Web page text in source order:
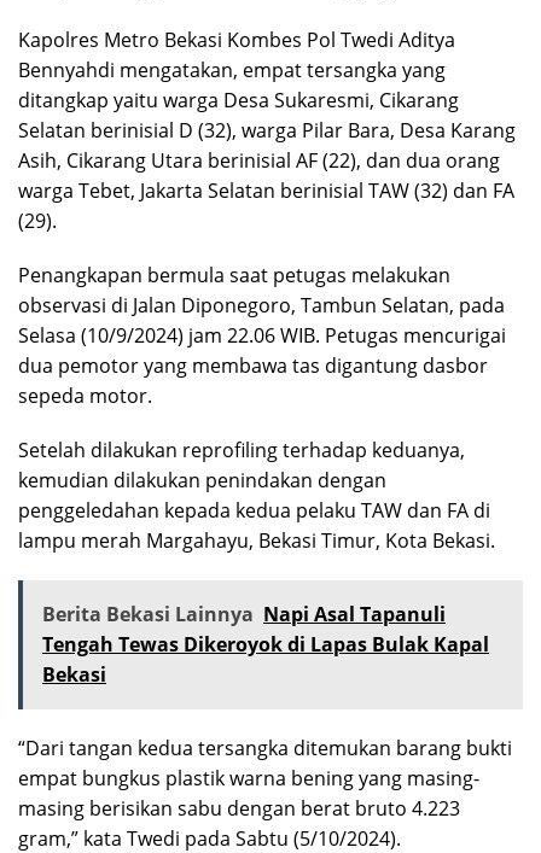
Kapolres Metro Bekasi Kombes Pol Twedi Aditya
Bennyahdi mengatakan, empat tersangka yang
ditangkap yaitu warga Desa Sukaresmi, Cikarang
Selatan berinisial D (32), warga Pilar Bara, Desa Karang
Asih, Cikarang Utara berinisial AF (22), dan dua orang
warga Tebet, Jakarta Selatan berinisial TAW (32) dan FA
(29).
Penangkapan bermula saat petugas melakukan
observasi di Jalan Diponegoro, Tambun Selatan, pada
Selasa (10/9/2024) jam 22.06 WIB. Petugas mencurigai
dua pemotor yang membawa tas digantung dasbor
sepeda motor.
Setelah dilakukan reprofiling terhadap keduanya,
kemudian dilakukan penindakan dengan
penggeledahan kepada kedua pelaku TAW dan FA di
lampu merah Margahayu, Bekasi Timur, Kota Bekasi.
Berita Bekasi Lainnya Napi Asal Tapanuli
Tengah Tewas Dikeroyok di Lapas Bulak Kapal
Bekasi
“Dari tangan kedua tersangka ditemukan barang bukti
empat bungkus plastik warna bening yang masing-
masing berisikan sabu dengan berat bruto 4.223
gram,” kata Twedi pada Sabtu (5/10/2024).